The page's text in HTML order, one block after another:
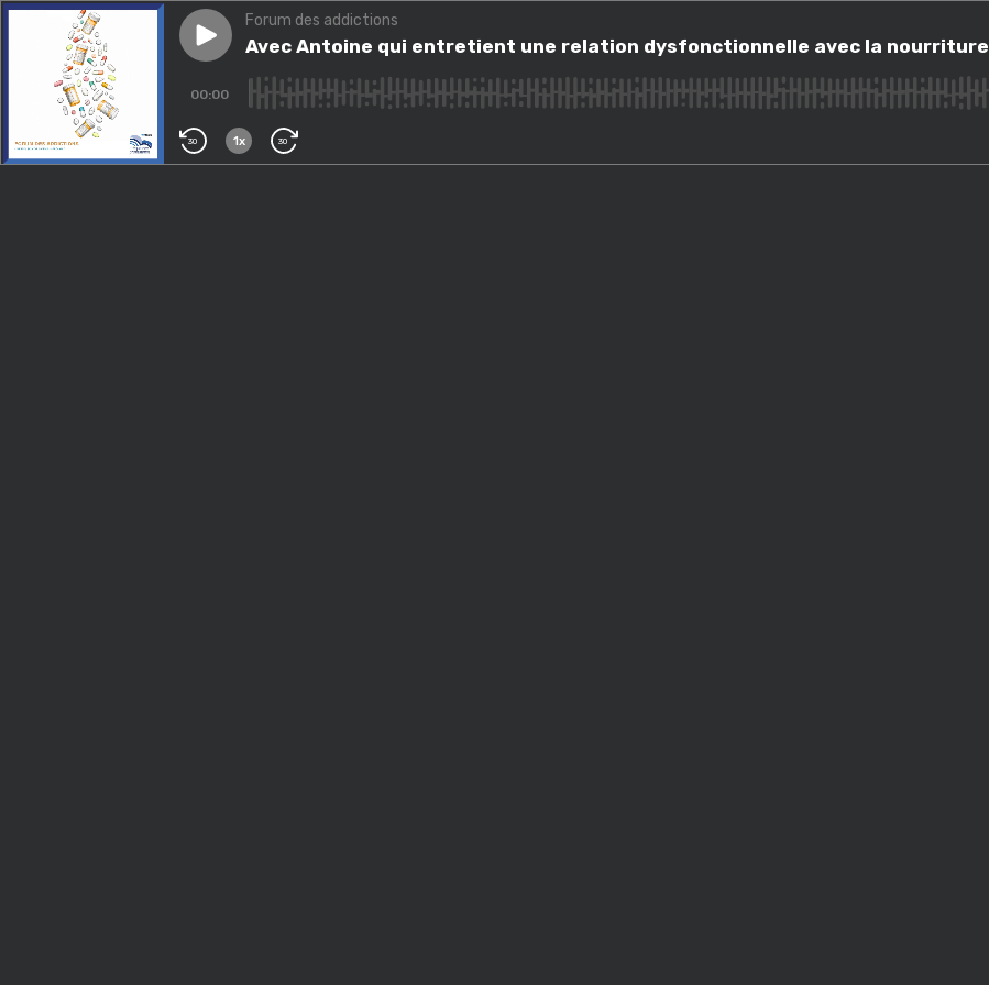
Play episodeAvec Antoine qui entretient une relation dysfonctionnelle avec la nourriture
Forum des addictions
Avec Antoine qui entretient une relation dysfonctionnelle avec la nourriture
00:00
30 1x 30